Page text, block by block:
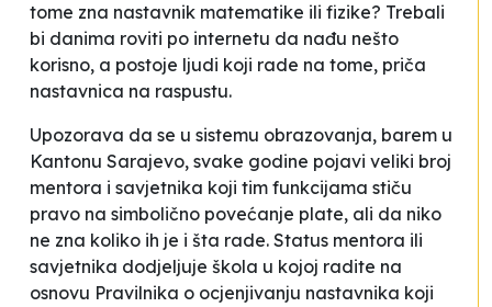
tome zna nastavnik matematike ili fizike? Trebali
bi danima roviti po internetu da nađu nešto
korisno, a postoje ljudi koji rade na tome, priča
nastavnica na raspustu.
Upozorava da se u sistemu obrazovanja, barem u
Kantonu Sarajevo, svake godine pojavi veliki broj
mentora i savjetnika koji tim funkcijama stiču
pravo na simbolično povećanje plate, ali da niko
ne zna koliko ih je i šta rade. Status mentora ili
savjetnika dodjeljuje škola u kojoj radite na
osnovu Pravilnika o ocjenjivanju nastavnika koji